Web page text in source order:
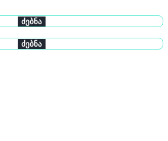
ძებნა
ძებნა